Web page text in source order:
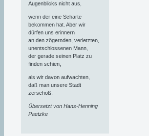
Augenblicks nicht aus,
wenn der eine Scharte
bekommen hat. Aber wir
dürfen uns erinnern
an den zögernden, verletzten,
unentschlossenen Mann,
der gerade seinen Platz zu
finden schien,
als wir davon aufwachten,
daß man unsere Stadt
zerschoß.
Übersetzt von Hans-Henning
Paetzke